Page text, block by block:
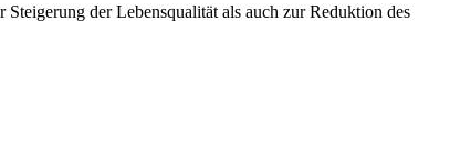
der Lebensqualität als auch zur Reduktion des